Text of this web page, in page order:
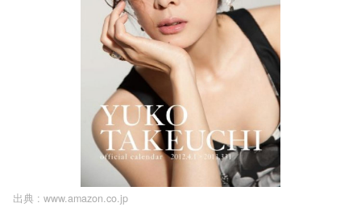
出典 : www.amazon.co.jp